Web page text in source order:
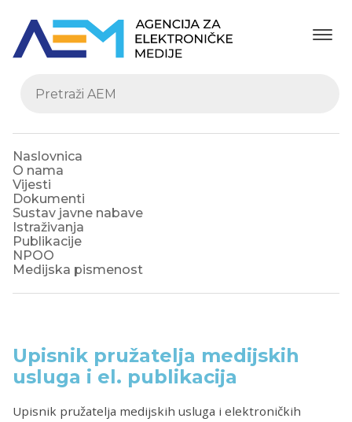
Naslovnica
O nama
Vijesti
Dokumenti
Sustav javne nabave
Istraživanja
Publikacije
NPOO
Medijska pismenost
Upisnik pružatelja medijskih
usluga i el. publikacija
Upisnik pružatelja medijskih usluga i elektroničkih